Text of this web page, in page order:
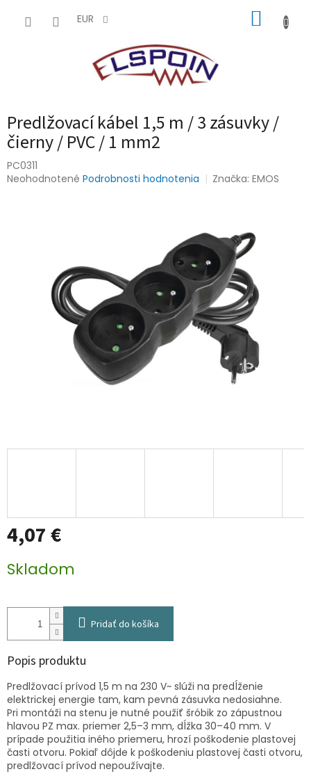
EUR
Predlžovací kábel 1,5 m / 3 zásuvky /
čierny / PVC / 1 mm2
PC0311
Priemerné
hviezdičiek.
Neohodnotené Podrobnosti hodnotenia Značka:EMOS
4,07 €
cena:
Skladom
Pridať do košíka
Popis produktu
Predlžovací prívod 1,5 m na 230 V~ slúži na predĺženie
elektrickej energie tam, kam pevná zásuvka nedosiahne.
Pri montáži na stenu je nutné použiť šróbik zo zápustnou
hlavou PZ max. priemer 2,5–3 mm, dĺžka 30–40 mm. V
prípade použitia iného priemeru, hrozí poškodenie plastovej
časti otvoru. Pokiaľ dôjde k poškodeniu plastovej časti otvoru,
predlžovací prívod nepoužívajte.